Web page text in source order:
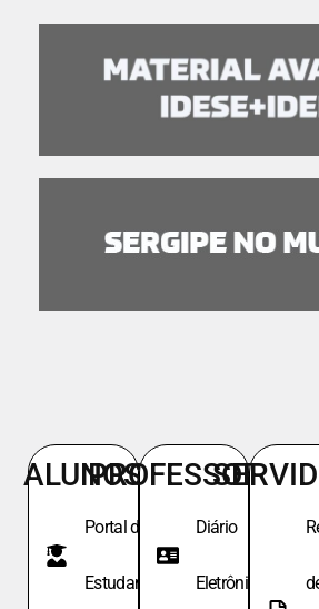
ALUNOS
Portal do
Estudante
PROFESSORES
Diário
Eletrônico